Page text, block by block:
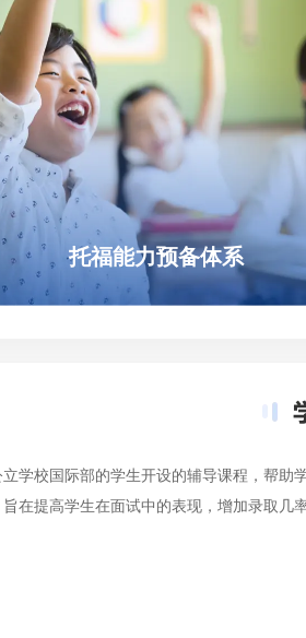
托福能力预备体系
学校国际部的学生开设的辅导课程，帮
在提高学生在面试中的表现，增加录取几